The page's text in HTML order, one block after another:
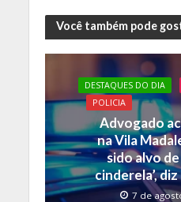
ac
e
b
o
o
k
w
itt
er
h
at
s
A
p
p
y
k
Você também pode
DESTAQUES DO DIA
POLICIA
Advogado
na Vila
sido alvo
cinderela’,
7 de